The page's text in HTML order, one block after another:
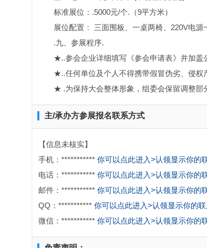
标准展位：.5000元/个.（9平方米）
展位配置： 三面围板、一桌两椅、220V电
.九、参展程序.
★..参会企业详细填写《参会申请表》并加盖
★..任何单位及个人不得携带假冒伪劣、侵权
★ .为保持大会整体形象，组委会保留调整部
主/承办方参展报名联系方式
【信息未核实】
手机：*********** 你可以点此进入>认领显示你的
电话：*********** 你可以点此进入>认领显示你的
邮件：*********** 你可以点此进入>认领显示你的
QQ：*********** 你可以点此进入>认领显示你的
微信：*********** 你可以点此进入>认领显示你的